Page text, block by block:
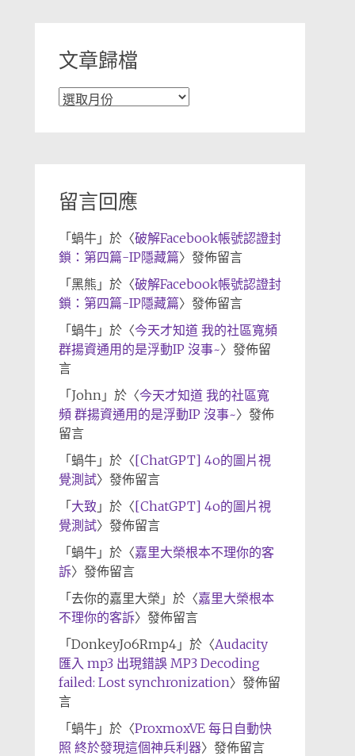
文章歸檔
文
留言回應
「 蝸牛」於〈破解Facebook帳號認證封
鎖：第四篇-IP隱藏篇〉發佈留言
「 黑熊 」於〈破解Facebook帳號認證封
鎖：第四篇-IP隱藏篇〉發佈留言
「 蝸牛」於〈今天才知道 我的社區寬頻
群揚資通用的是浮動IP 沒事~〉發佈留
言
「 John」於〈今天才知道 我的社區寬
頻 群揚資通用的是浮動IP 沒事~〉發佈
留言
「 蝸牛」於〈[ChatGPT] 4o的圖片視
覺測試〉發佈留言
「 大致 」於〈[ChatGPT] 4o的圖片視
覺測試〉發佈留言
「 蝸牛」於〈嘉里大榮根本不理你的客
訴〉發佈留言
「 去你的嘉里大榮 」於〈嘉里大榮根本
不理你的客訴〉發佈留言
「 DonkeyJo6Rmp4」於〈Audacity
匯入 mp3 出現錯誤 MP3 Decoding
failed: Lost synchronization〉發佈留
言
「 蝸牛」於〈ProxmoxVE 每日自動快
照 終於發現這個神兵利器〉發佈留言